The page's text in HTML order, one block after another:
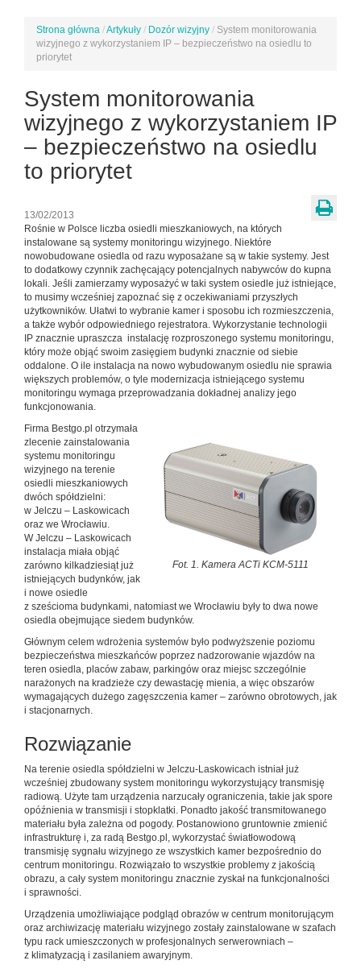
Jesteś
tutaj
Strona główna /Artykuły / Dozór wizyjny / System monitorowania
wizyjnego z wykorzystaniem IP – bezpieczeństwo na osiedlu to
priorytet
System monitorowania
wizyjnego z wykorzystaniem IP
– bezpieczeństwo na osiedlu
to priorytet
13/02/2013
Rośnie w Polsce liczba osiedli mieszkaniowych, na których
instalowane są systemy monitoringu wizyjnego. Niektóre
nowobudowane osiedla od razu wyposażane są w takie systemy. Jest
to dodatkowy czynnik zachęcający potencjalnych nabywców do kupna
lokali. Jeśli zamierzamy wyposażyć w taki system osiedle już istniejące,
to musimy wcześniej zapoznać się z oczekiwaniami przyszłych
użytkowników. Ułatwi to wybranie kamer i sposobu ich rozmieszczenia,
a także wybór odpowiedniego rejestratora. Wykorzystanie technologii
IP znacznie upraszcza instalację rozproszonego systemu monitoringu,
który może objąć swoim zasięgiem budynki znacznie od siebie
oddalone. O ile instalacja na nowo wybudowanym osiedlu nie sprawia
większych problemów, o tyle modernizacja istniejącego systemu
monitoringu wymaga przeprowadzania dokładnej analizy jego
funkcjonowania.
Fot. 1. Kamera ACTi KCM-5111
Firma Bestgo.pl otrzymała
zlecenie zainstalowania
systemu monitoringu
wizyjnego na terenie
osiedli mieszkaniowych
dwóch spółdzielni:
w Jelczu – Laskowicach
oraz we Wrocławiu.
W Jelczu – Laskowicach
instalacja miała objąć
zarówno kilkadziesiąt już
istniejących budynków, jak
i nowe osiedle
z sześcioma budynkami, natomiast we Wrocławiu były to dwa nowe
osiedla obejmujące siedem budynków.
Głównym celem wdrożenia systemów było podwyższenie poziomu
bezpieczeństwa mieszkańców poprzez nadzorowanie wjazdów na
teren osiedla, placów zabaw, parkingów oraz miejsc szczególnie
narażonych na kradzieże czy dewastację mienia, a więc obszarów
wymagających dużego zagęszczenia kamer – zarówno obrotowych, jak
i stacjonarnych.
Rozwiązanie
Na terenie osiedla spółdzielni w Jelczu-Laskowicach istniał już
wcześniej zbudowany system monitoringu wykorzystujący transmisję
radiową. Użyte tam urządzenia narzucały ograniczenia, takie jak spore
opóźnienia w transmisji i stopklatki. Ponadto jakość transmitowanego
materiału była zależna od pogody. Postanowiono gruntownie zmienić
infrastrukturę i, za radą Bestgo.pl, wykorzystać światłowodową
transmisję sygnału wizyjnego ze wszystkich kamer bezpośrednio do
centrum monitoringu. Rozwiązało to wszystkie problemy z jakością
obrazu, a cały system monitoringu znacznie zyskał na funkcjonalności
i sprawności.
Urządzenia umożliwiające podgląd obrazów w centrum monitorującym
oraz archiwizację materiału wizyjnego zostały zainstalowane w szafach
typu rack umieszczonych w profesjonalnych serwerowniach –
z klimatyzacją i zasilaniem awaryjnym.